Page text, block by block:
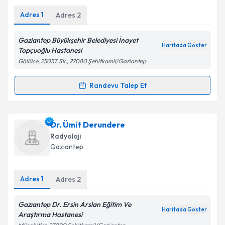
Kişisel verilerimin işlenmesine ilişkin
Aydınlatma
Metni 'ni okudum ve kişisel verilerimin belirtilen
Adres 1 Adres 2
Gaziantep Büyükşehir Belediyesi İnayet
Topçuoğlu Hastanesi
Haritada Göster
Göllüce, 25057. Sk., 27080 Şehitkamil/Gaziantep
Randevu Talep Et
Randevu Takvimi Talebi
Dr. Cemile Yolaliçin randevu takvimi talebi oluşturun.
Size bu uzmandan randevu almanız için bir takvim
hazırlandığında e-posta ile bilgilendireceğiz.
Kişisel verilerimin işlenmesine ilişkin
Aydınlatma
Dr. Ümit Derundere
Radyoloji
Gaziantep
Adres 1 Adres 2
Gazıantep Dr. Ersin Arslan Eğitim Ve
Araştırma Hastanesi
Haritada Göster